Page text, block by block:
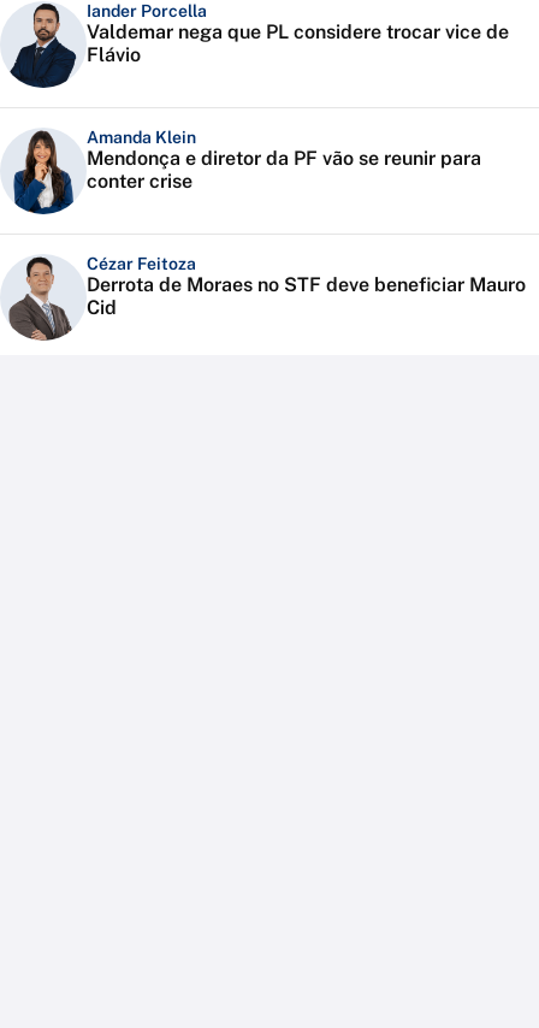
Iander Porcella
Valdemar nega que PL considere trocar vice de
Flávio
Amanda Klein
Mendonça e diretor da PF vão se reunir para
conter crise
Cézar Feitoza
Derrota de Moraes no STF deve beneficiar Mauro
Cid